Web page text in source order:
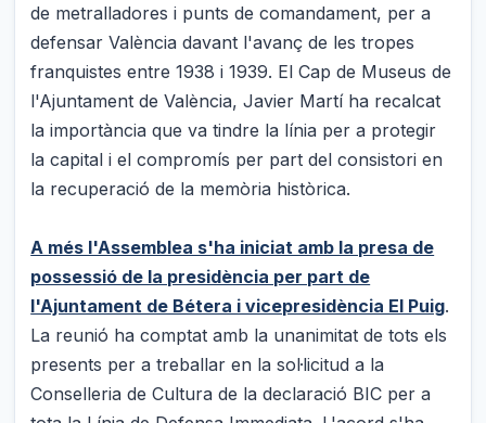
de metralladores i punts de comandament, per a
defensar València davant l'avanç de les tropes
franquistes entre 1938 i 1939. El Cap de Museus de
l'Ajuntament de València, Javier Martí ha recalcat
la importància que va tindre la línia per a protegir
la capital i el compromís per part del consistori en
la recuperació de la memòria històrica.
A més l'Assemblea s'ha iniciat amb la presa de
possessió de la presidència per part de
l'Ajuntament de Bétera i vicepresidència El Puig.
La reunió ha comptat amb la unanimitat de tots els
presents per a treballar en la sol·licitud a la
Conselleria de Cultura de la declaració BIC per a